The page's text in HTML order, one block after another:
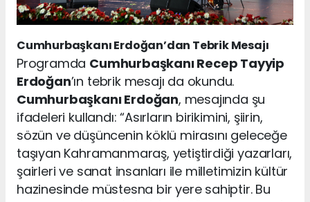
Cumhurbaşkanı Erdoğan’dan Tebrik Mesajı
Programda Cumhurbaşkanı Recep Tayyip
Erdoğan’ın tebrik mesajı da okundu.
Cumhurbaşkanı Erdoğan, mesajında şu
ifadeleri kullandı: “Asırların birikimini, şiirin,
sözün ve düşüncenin köklü mirasını geleceğe
taşıyan Kahramanmaraş, yetiştirdiği yazarları,
şairleri ve sanat insanları ile milletimizin kültür
hazinesinde müstesna bir yere sahiptir. Bu